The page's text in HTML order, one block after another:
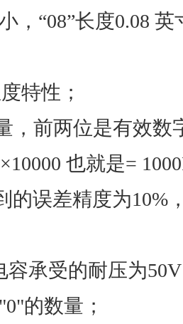
，“08”长度0.08
特性；
，前两位是有效数
也就是=
的误差精度为10%
容承受的耐压为
的数量；